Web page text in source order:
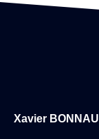
Xavier